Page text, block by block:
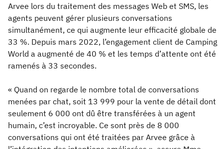
Arvee lors du traitement des messages Web et SMS, les
agents peuvent gérer plusieurs conversations
simultanément, ce qui augmente leur efficacité globale de
33 %. Depuis mars 2022, l’engagement client de Camping
World a augmenté de 40 % et les temps d’attente ont été
ramenés à 33 secondes.
« Quand on regarde le nombre total de conversations
menées par chat, soit 13 999 pour la vente de détail dont
seulement 6 000 ont dû être transférées à un agent
humain, c’est incroyable. Ce sont près de 8 000
conversations qui ont été traitées par Arvee grâce à